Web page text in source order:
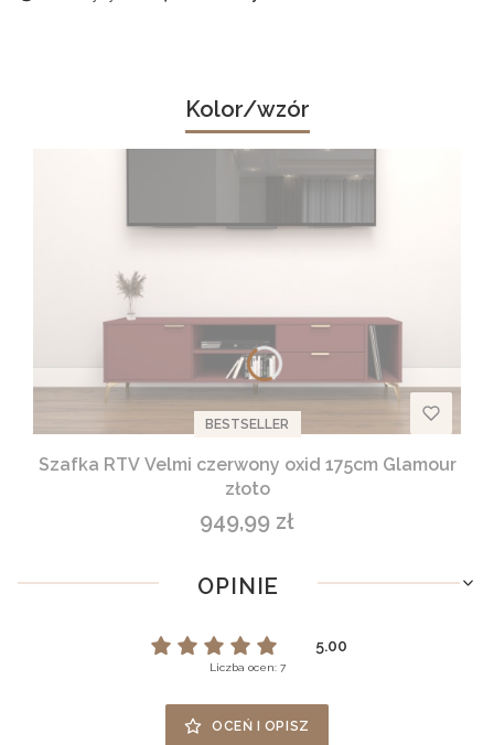
Kolor/wzór
BESTSELLER
Szafka RTV Velmi czerwony oxid 175cm Glamour
złoto
Cena
949,99 zł
OPINIE
5.00
Liczba ocen: 7
OCEŃ I OPISZ